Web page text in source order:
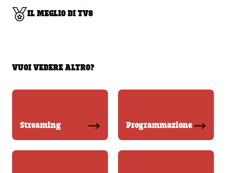
IL MEGLIO DI TV8
VUOI VEDERE ALTRO?
Streaming Programmazione